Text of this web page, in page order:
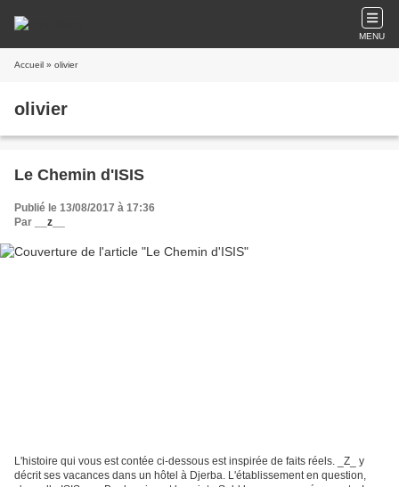
MENU
Accueil » olivier
olivier
Le Chemin d'ISIS
Publié le 13/08/2017 à 17:36
Par
__z__
L'histoire qui vous est contée ci-dessous est inspirée de faits réels. _Z_ y
décrit ses vacances dans un hôtel à Djerba. L'établissement en question,